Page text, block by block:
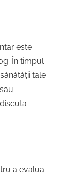
este
În timpul
tale
a evalua